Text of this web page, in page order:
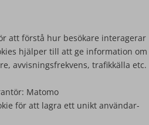
att förstå hur besökare interagerar
hjälper till att ge information om
avvisningsfrekvens, trafikkälla etc.
Matomo
för att lagra ett unikt användar-